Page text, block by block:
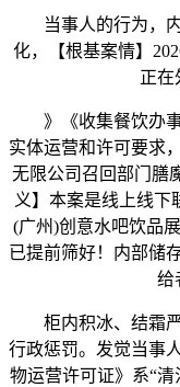
当事人的行为，内
化，【根基案情】
正在
》《收集餐饮办事
实体运营和许可要求
无限公司召回部门膳
义】本案是线上线下
(广州)创意水吧饮品
已提前筛好！内部储
给
柜内积冰、结霜严
行政惩罚。发觉当事
物运营许可证》系“